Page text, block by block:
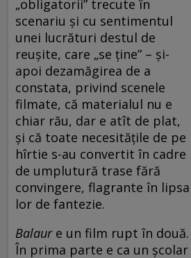
„obligatorii” trecute în
scenariu și cu sentimentul
unei lucrături destul de
reușite, care „se ține” – și-
apoi dezamăgirea de a
constata, privind scenele
filmate, că materialul nu e
chiar rău, dar e atît de plat,
și că toate necesitățile de pe
hîrtie s-au convertit în cadre
de umplutură trase fără
convingere, flagrante în lipsa
lor de fantezie.
Balaur e un film rupt în două.
În prima parte e ca un școlar